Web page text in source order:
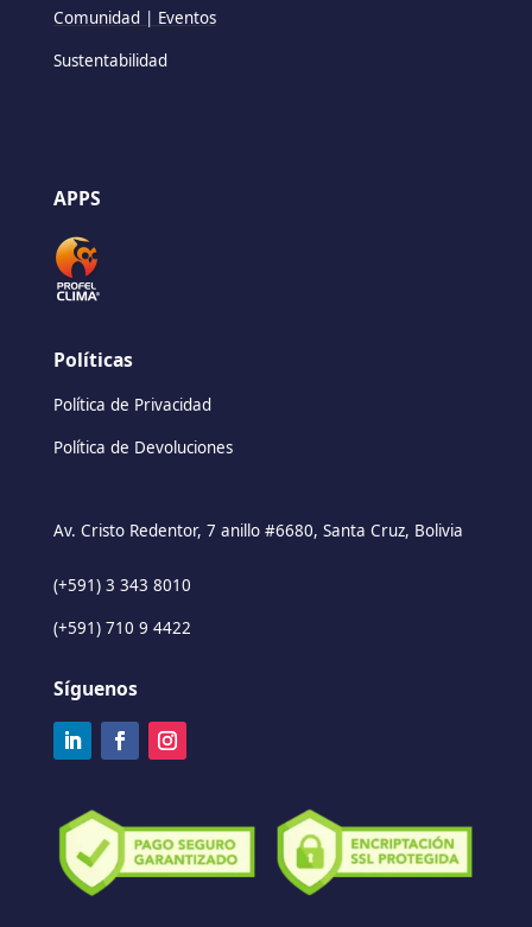
Comunidad | Eventos
Sustentabilidad
APPS
Políticas
Política de Privacidad
Política de Devoluciones
Av. Cristo Redentor, 7 anillo #6680, Santa Cruz, Bolivia
(+591) 3 343 8010
(+591) 710 9 4422
Síguenos